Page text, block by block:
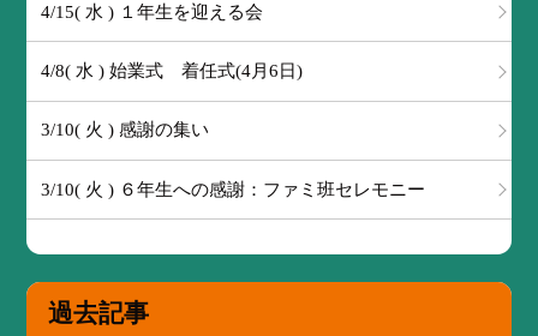
4/15( 水 ) １年生を迎える会
4/8( 水 ) 始業式 着任式(4月6日)
3/10( 火 ) 感謝の集い
3/10( 火 ) ６年生への感謝：ファミ班セレモニー
過去記事